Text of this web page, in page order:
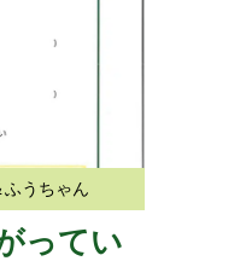
うちゃん
ってい